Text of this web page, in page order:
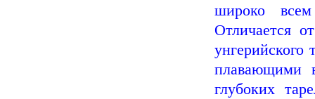
широко
Отличается
плавающими
глубоких